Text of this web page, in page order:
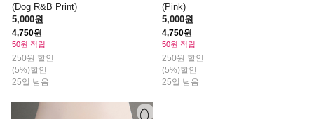
(Dog R&B Print)
5,000원
4,750원
50원 적립
250원 할인
(5%)할인
25일 남음
(Pink)
5,000원
4,750원
50원 적립
250원 할인
(5%)할인
25일 남음